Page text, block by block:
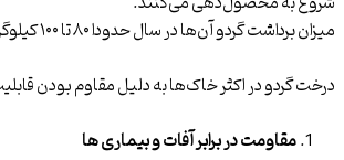
میزان برداشت گردو آن‌ها در سال حدودا ۸۰ تا ۱۰۰ کیلوگرم گردوی خشک است.
درخت گردو در اکثر خاک‌ها به دلیل مقاوم بودن
مقاومت در برابر آفات و بیماری ها